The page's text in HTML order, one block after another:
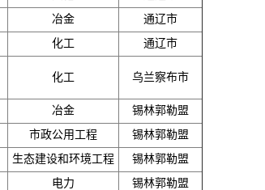
冶金
通辽市
化工 通辽市
化工 乌兰察布市
冶金
锡林郭勒盟
市政公用工程
锡林郭勒盟
生态建设和环境工程
锡林郭勒盟
电力
锡林郭勒盟